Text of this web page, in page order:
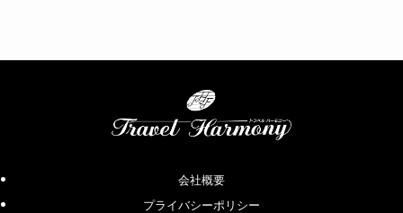
会社概要
プライバシーポリシー